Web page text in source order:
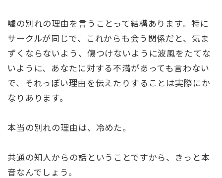
嘘の別れの理由を言うことって結構あります。特に
サークルが同じで、これからも会う関係だと、気ま
ずくならないよう、傷つけないように波風をたてな
いように、あなたに対する不満があっても言わない
で、それっぽい理由を伝えたりすることは実際にか
なりあります。
本当の別れの理由は、冷めた。
共通の知人からの話ということですから、きっと本
音なんでしょう。